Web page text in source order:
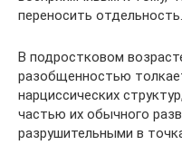
переносить отдельность.
В подростковом
разобщенностью
нарциссических
частью их обычного
разрушительными в